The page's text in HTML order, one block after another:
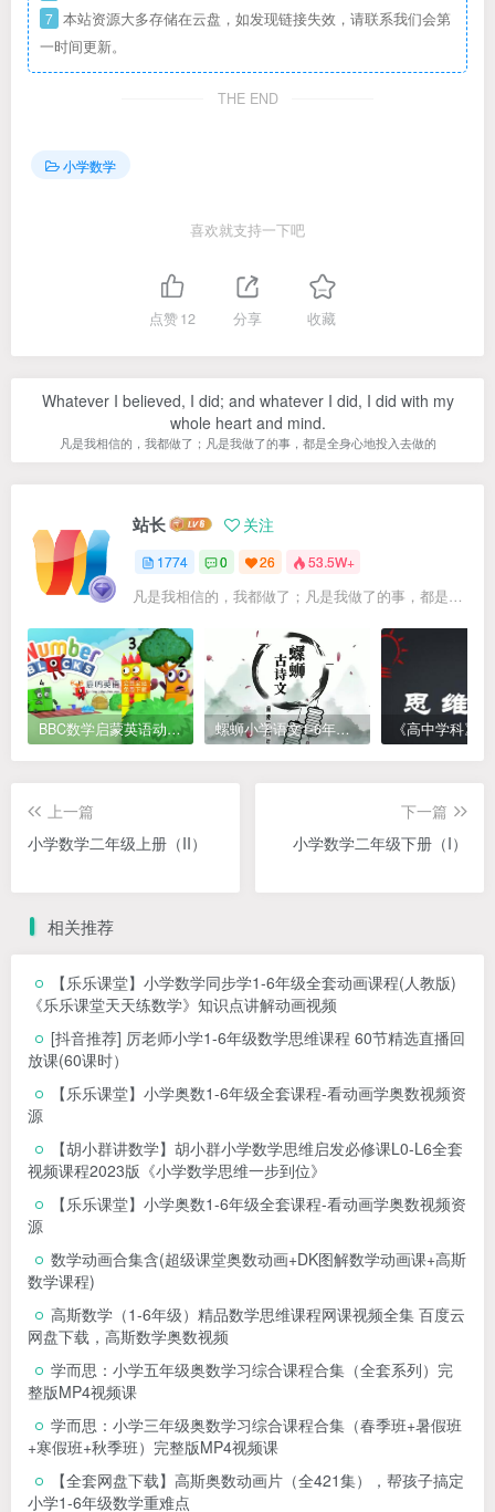
7 本站资源大多存储在云盘，如发现链接失效，请联系我们会第
一时间更新。
THE END
小学数学
喜欢就支持一下吧
点赞12 分享 收藏
Whatever I believed, I did; and whatever I did, I did with my
whole heart and mind.
凡是我相信的，我都做了；凡是我做了的事，都是全身心地投入去做的
站长 关注
1774 0 26 53.5W+
凡是我相信的，我都做了；凡是我做了的事，都是全身心地投入去做的
BBC数学启蒙英语动画Numberblocks数字积木，全七季共161集，1080P高清视频带英文字幕 螺蛳小学语文1-6年级《小学古诗文》课程视频
上一篇
小学数学二年级上册（II）
下一篇
小学数学二年级下册（I）
相关推荐
【乐乐课堂】小学数学同步学1-6年级全套动画课程(人教版)
《乐乐课堂天天练数学》知识点讲解动画视频
[抖音推荐] 厉老师小学1-6年级数学思维课程 60节精选直播回
放课(60课时）
【乐乐课堂】小学奥数1-6年级全套课程-看动画学奥数视频资
源
【胡小群讲数学】胡小群小学数学思维启发必修课L0-L6全套
视频课程2023版《小学数学思维一步到位》
【乐乐课堂】小学奥数1-6年级全套课程-看动画学奥数视频资
源
数学动画合集含(超级课堂奥数动画+DK图解数学动画课+高斯
数学课程)
高斯数学（1-6年级）精品数学思维课程网课视频全集 百度云
网盘下载，高斯数学奥数视频
学而思：小学五年级奥数学习综合课程合集（全套系列）完
整版MP4视频课
学而思：小学三年级奥数学习综合课程合集（春季班+暑假班
+寒假班+秋季班）完整版MP4视频课
【全套网盘下载】高斯奥数动画片（全421集），帮孩子搞定
小学1-6年级数学重难点